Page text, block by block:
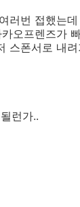
러번 접했는데
오프렌즈가
스폰서로 내
런가..